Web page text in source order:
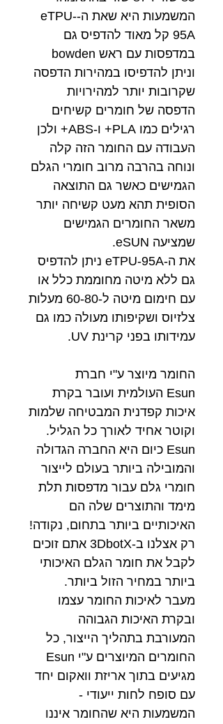
המשמעות היא שאת ה-eTPU-
95A קל מאוד להדפיס גם
במדפסות עם ראש bowden
וניתן להדפיסו במהירות הדפסה
שקרובות יותר למהירויות
הדפסה של חומרים קשיחים
רגילים כמו PLA+ ו-ABS+ ולכן
העבודה עם החומר הזה קלה
ונוחה בהרבה מרוב חומרי הגלם
הגמישים כאשר גם התוצאה
הסופית תהא מעט קשיחה יותר
משאר החומרים הגמישים
שמציעה eSUN.
את ה-eTPU-95A ניתן להדפיס
גם ללא מיטה מחוממת כלל או
עם חימום מיטה ל-60-80 מעלות
צלזיוס ושקיפותו מעולה כמו גם
עמידותו בפני קרינת UV.
החומר מיוצר ע"י חברת
Esun העולמית ועובר בקרת
איכות קפדנית המבטיחה שלמות
וקוטר אחיד לאורך כל הגליל.
Esun כיום היא החברה הגדולה
והמובילה ביותר בעולם לייצור
חומרי גלם עבור מדפסות תלת
מימד והתוצרים שלה הם
האיכותיים ביותר בתחום, נקודה!
רק אצלנו ב-3DbotX אתם זוכים
לקבל את חומר הגלם האיכותי
ביותר במחיר הזול ביותר.
מעבר לאיכות החומר עצמו
ובקרת האיכות הגבוהה
המעורבת בתהליך הייצור, כל
החומרים המיוצרים ע"י Esun
מגיעים בתוך אריזת וואקום יחד
עם סופח לחות ייעודי -
המשמעות היא שהחומר איננו